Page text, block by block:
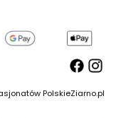
PolskieZiarno.pl